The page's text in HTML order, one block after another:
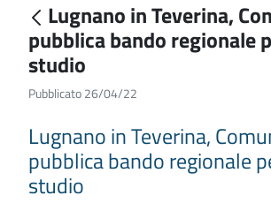
Lugnano in Teverina,
pubblica bando regionale
studio
Pubblicato 26/04/22
Lugnano in Teverina,
pubblica bando regionale
studio